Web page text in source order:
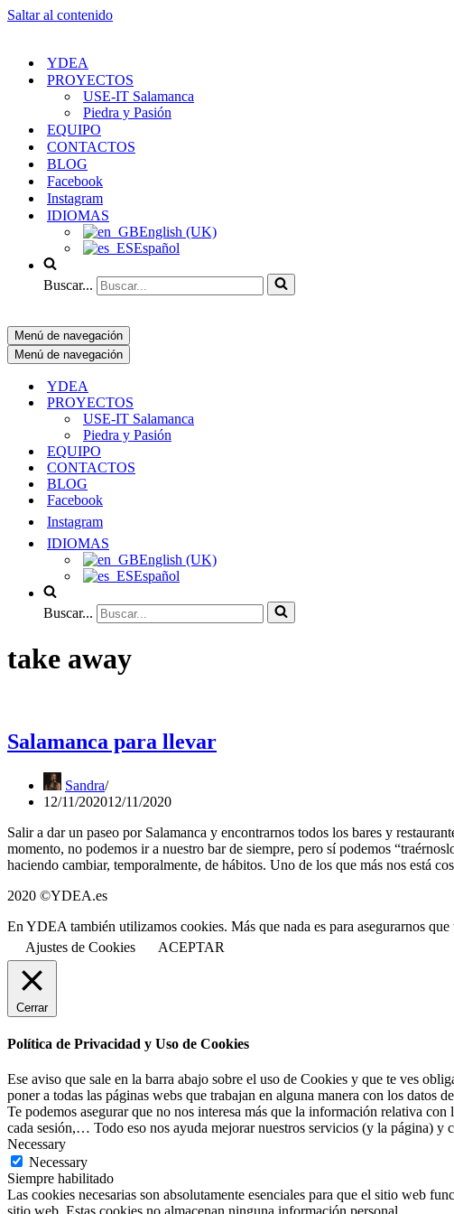
Saltar al contenido
YDEA
PROYECTOS
USE-IT Salamanca
Piedra y Pasión
EQUIPO
CONTACTOS
BLOG
Facebook
Instagram
IDIOMAS
English (UK)
Español
Buscar...
Menú de navegación
Menú de navegación
YDEA
PROYECTOS
USE-IT Salamanca
Piedra y Pasión
EQUIPO
CONTACTOS
BLOG
Facebook
Instagram
IDIOMAS
English (UK)
Español
Buscar...
take away
Salamanca para llevar
Sandra
12/11/202012/11/2020
Salir a dar un paseo por Salamanca y encontrarnos todos los bares y
momento, no podemos ir a nuestro bar de siempre, pero sí podemos
haciendo cambiar, temporalmente, de hábitos. Uno de los que más nos está
2020 ©YDEA.es
En YDEA también utilizamos cookies. Más que nada es para asegurarnos
Ajustes de Cookies
ACEPTAR
Cerrar
Política de Privacidad y Uso de Cookies
Ese aviso que sale en la barra abajo sobre el uso de Cookies y que te ves
poner a todas las páginas webs que trabajan en alguna manera con los datos
Te podemos asegurar que no nos interesa más que la información relativa
cada sesión,… Todo eso nos ayuda mejorar nuestros servicios (y la página) y
Necessary
Necessary
Siempre habilitado
Las cookies necesarias son absolutamente esenciales para que el sitio web